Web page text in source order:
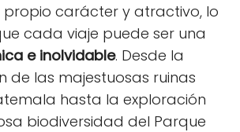
propio carácter y atractivo, lo
cada viaje puede ser una
e inolvidable. Desde la
de las majestuosas ruinas
hasta la exploración
biodiversidad del Parque